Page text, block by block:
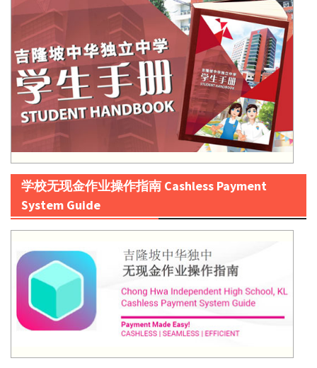
学校无现金作业操作指南 Cashless Payment
System Guide